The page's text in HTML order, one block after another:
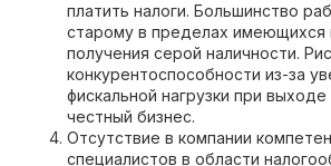
платить налоги. Большинство
старому в пределах имеющихся
получения серой наличности.
конкурентоспособности из-за
фискальной нагрузки при
честный бизнес.
Отсутствие в компании
специалистов в области